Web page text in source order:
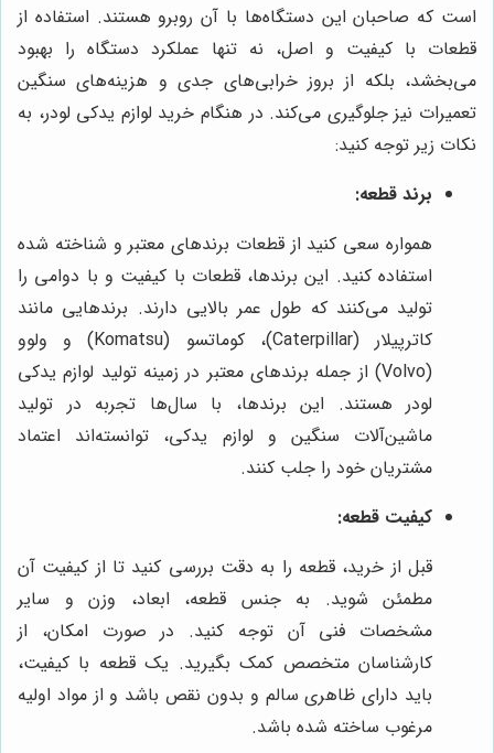
است که صاحبان این دستگاه‌ها با آن روبرو هستند. استفاده از
قطعات با کیفیت و اصل، نه تنها عملکرد دستگاه را بهبود
می‌بخشد، بلکه از بروز خرابی‌های جدی و هزینه‌های سنگین
تعمیرات نیز جلوگیری می‌کند. در هنگام خرید لوازم یدکی لودر، به
نکات زیر توجه کنید:
برند قطعه:
همواره سعی کنید از قطعات برندهای معتبر و شناخته شده
استفاده کنید. این برندها، قطعات با کیفیت و با دوامی را
تولید می‌کنند که طول عمر بالایی دارند. برندهایی مانند
کاترپیلار (Caterpillar)، کوماتسو (Komatsu) و ولوو
(Volvo) از جمله برندهای معتبر در زمینه تولید لوازم یدکی
لودر هستند. این برندها، با سال‌ها تجربه در تولید
ماشین‌آلات سنگین و لوازم یدکی، توانسته‌اند اعتماد
مشتریان خود را جلب کنند.
کیفیت قطعه:
قبل از خرید، قطعه را به دقت بررسی کنید تا از کیفیت آن
مطمئن شوید. به جنس قطعه، ابعاد، وزن و سایر
مشخصات فنی آن توجه کنید. در صورت امکان، از
کارشناسان متخصص کمک بگیرید. یک قطعه با کیفیت،
باید دارای ظاهری سالم و بدون نقص باشد و از مواد اولیه
مرغوب ساخته شده باشد.